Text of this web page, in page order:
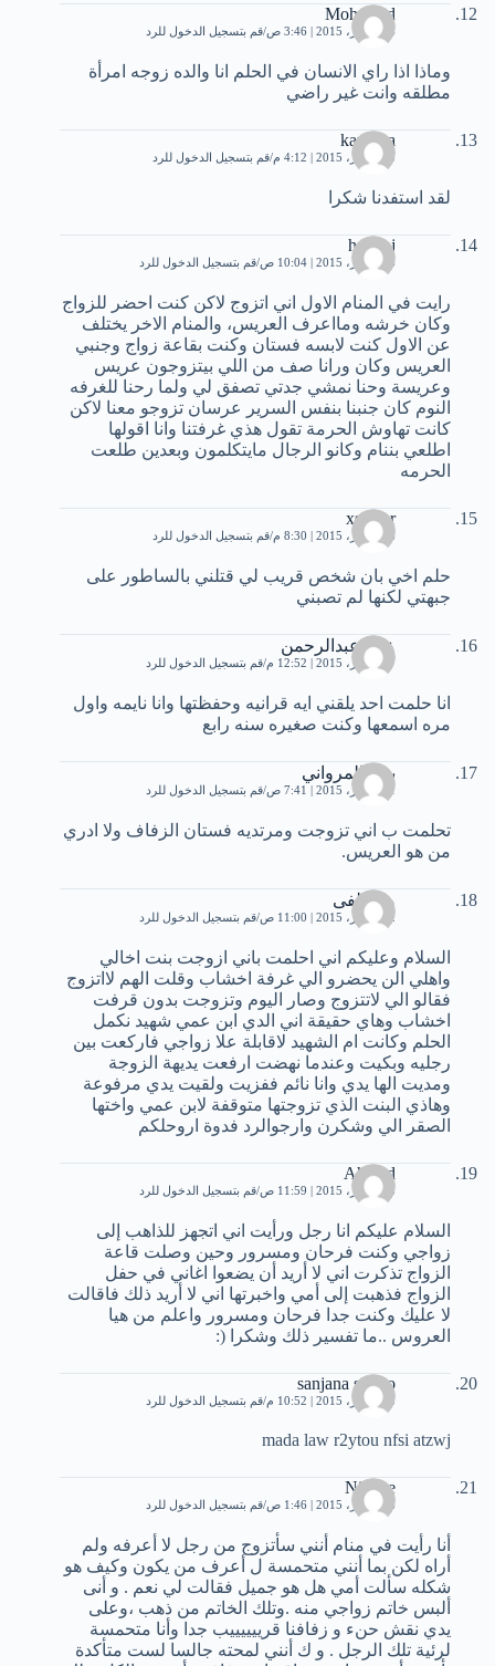
Mohamed
14 أكتوبر، 2015 | 3:46 ص قم بتسجيل الدخول للرد
وماذا اذا راي الانسان في الحلم انا والده زوجه امرأة
مطلقه وانت غير راضي
kamilya
15 أكتوبر، 2015 | 4:12 م قم بتسجيل الدخول للرد
لقد استفدنا شكرا
hex.lpj
16 أكتوبر، 2015 | 10:04 ص قم بتسجيل الدخول للرد
رايت في المنام الاول اني اتزوج لاكن كنت احضر للزواج
وكان خرشه ومااعرف العريس، والمنام الاخر يختلف
عن الاول كنت لابسه فستان وكنت بقاعة زواج وجنبي
العريس وكان ورانا صف من اللي بيتزوجون عريس
وعريسة وحنا نمشي جدتي تصفق لي ولما رحنا للغرفه
النوم كان جنبنا بنفس السرير عرسان تزوجو معنا لاكن
كانت تهاوش الحرمة تقول هذي غرفتنا وانا اقولها
اطلعي بننام وكانو الرجال مايتكلمون وبعدين طلعت
الحرمه
xsamar
16 أكتوبر، 2015 | 8:30 م قم بتسجيل الدخول للرد
حلم اخي بان شخص قريب لي قتلني بالساطور على
جبهتي لكنها لم تصبني
عمر عبدالرحمن
17 أكتوبر، 2015 | 12:52 م قم بتسجيل الدخول للرد
انا حلمت احد يلقني ايه قرانيه وحفظتها وانا نايمه واول
مره اسمعها وكنت صغيره سنه رابع
بنت المرواني
21 أكتوبر، 2015 | 7:41 ص قم بتسجيل الدخول للرد
تحلمت ب اني تزوجت ومرتديه فستان الزفاف ولا ادري
من هو العريس.
مصطفى
22 أكتوبر، 2015 | 11:00 ص قم بتسجيل الدخول للرد
السلام وعليكم اني احلمت باني ازوجت بنت اخالي
واهلي الن يحضرو الي غرفة اخشاب وقلت الهم لااتزوج
فقالو الي لاتتزوج وصار اليوم وتزوجت بدون قرفت
اخشاب وهاي حقيقة اني الدي ابن عمي شهيد نكمل
الحلم وكانت ام الشهيد لاقابلة علا زواجي فاركعت بين
رجليه وبكيت وعندما نهضت ارفعت يديهة الزوجة
ومديت الها يدي وانا نائم ففزيت ولقيت يدي مرفوعة
وهاذي البنت الذي تزوجتها متوقفة لابن عمي واختها
الصقر الي وشكرن وارجوالرد فدوة اروحلكم
Ahmed
23 أكتوبر، 2015 | 11:59 ص قم بتسجيل الدخول للرد
السلام عليكم انا رجل ورأيت اني اتجهز للذاهب إلى
زواجي وكنت فرحان ومسرور وحين وصلت قاعة
الزواج تذكرت اني لا أريد أن يضعوا اغاني في حفل
الزواج فذهبت إلى أمي واخبرتها اني لا أريد ذلك فاقالت
لا عليك وكنت جدا فرحان ومسرور واعلم من هيا
العروس ..ما تفسير ذلك وشكرا (:
sanjana sergio
23 أكتوبر، 2015 | 10:52 م قم بتسجيل الدخول للرد
mada law r2ytou nfsi atzwj
Nisrine
26 أكتوبر، 2015 | 1:46 ص قم بتسجيل الدخول للرد
أنا رأيت في منام أنني سأتزوج من رجل لا أعرفه ولم
أراه لكن بما أنني متحمسة ل أعرف من يكون وكيف هو
شكله سألت أمي هل هو جميل فقالت لي نعم . و أنى
ألبس خاتم زواجي منه .وتلك الخاتم من ذهب ،وعلى
يدي نقش حنء و زفافنا قرييييييب جدا وأنا متحمسة
لرئية تلك الرجل . و ك أنني لمحته جالسا لست متأكدة